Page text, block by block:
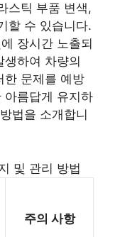
스틱 부품 변색,
할 수 있습니다.
장시간 노출되
하여 차량의
한 문제를 예방
아름답게 유지하
법을 소개합니
및 관리 방법
주의 사항